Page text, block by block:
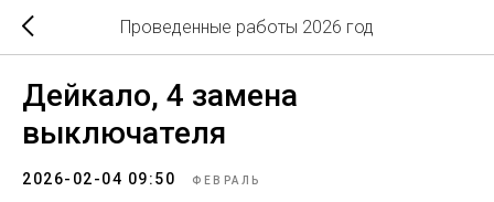
Проведенные работы 2026 год
Дейкало, 4 замена
выключателя
2026-02-04 09:50 ФЕВРАЛЬ